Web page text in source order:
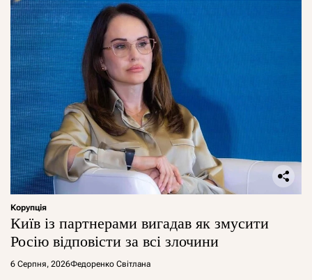
Корупція
Київ із партнерами вигадав як змусити
Росію відповісти за всі злочини
6 Серпня, 2026Федоренко Світлана